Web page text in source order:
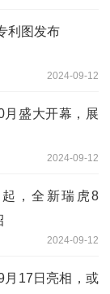
利图发布
2024-09-12
月盛大开幕，展
2024-09-12
，全新瑞虎8
2024-09-12
月17日亮相，或